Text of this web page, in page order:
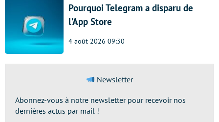
Pourquoi Telegram a disparu de
l’App Store
4 août 2026 09:30
Newsletter
Abonnez-vous à notre newsletter pour recevoir nos
dernières actus par mail !